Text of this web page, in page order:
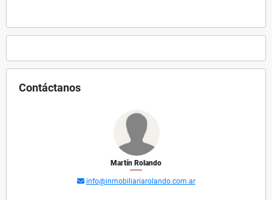
Contáctanos
Martín Rolando
info@inmobiliariarolando.com.ar